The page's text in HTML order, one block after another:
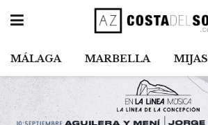
MÁLAGA MARBELLA MIJAS